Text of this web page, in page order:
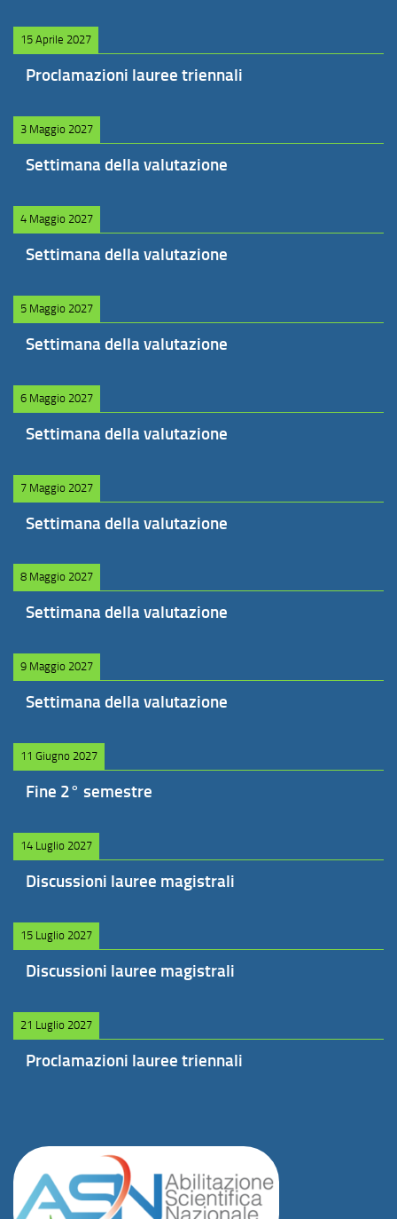
15 Aprile 2027
Proclamazioni lauree triennali
3 Maggio 2027
Settimana della valutazione
4 Maggio 2027
Settimana della valutazione
5 Maggio 2027
Settimana della valutazione
6 Maggio 2027
Settimana della valutazione
7 Maggio 2027
Settimana della valutazione
8 Maggio 2027
Settimana della valutazione
9 Maggio 2027
Settimana della valutazione
11 Giugno 2027
Fine 2° semestre
14 Luglio 2027
Discussioni lauree magistrali
15 Luglio 2027
Discussioni lauree magistrali
21 Luglio 2027
Proclamazioni lauree triennali